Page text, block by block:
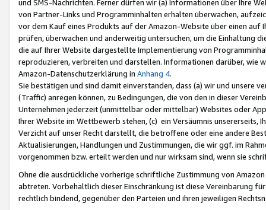
und SMS-Nachrichten. Ferner dürfen wir (a) Informationen über Ihre
von Partner-Links und Programminhalten erhalten überwachen,
vor dem Kauf eines Produkts auf der Amazon-Website über einen
prüfen, überwachen und anderweitig untersuchen, um die Einhaltung
die auf Ihrer Website dargestellte Implementierung von
reproduzieren, verbreiten und darstellen. Informationen darüber, wie
Amazon-Datenschutzerklärung in Anhang 4.
Sie bestätigen und sind damit einverstanden, dass (a) wir und
(Traffic) anregen können, zu Bedingungen, die von den in dieser
Unternehmen jederzeit (unmittelbar oder mittelbar) Websites oder
Ihrer Website im Wettbewerb stehen, (c) ein Versäumnis unsererseits,
Verzicht auf unser Recht darstellt, die betroffene oder eine andere
Aktualisierungen, Handlungen und Zustimmungen, die wir ggf. im
vorgenommen bzw. erteilt werden und nur wirksam sind, wenn sie
Ohne die ausdrückliche vorherige schriftliche Zustimmung von
abtreten. Vorbehaltlich dieser Einschränkung ist diese Vereinbarung
rechtlich bindend, gegenüber den Parteien und ihren jeweiligen